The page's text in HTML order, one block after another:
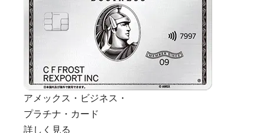
アメックス・ビジネス・
プラチナ・カード
詳しく見る